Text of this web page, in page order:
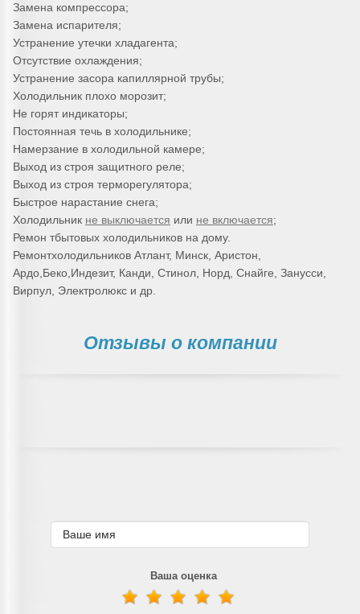
Замена компрессора;
Замена испарителя;
Устранение утечки хладагента;
Отсутствие охлаждения;
Устранение засора капиллярной трубы;
Холодильник плохо морозит;
Не горят индикаторы;
Постоянная течь в холодильнике;
Намерзание в холодильной камере;
Выход из строя защитного реле;
Выход из строя терморегулятора;
Быстрое нарастание снега;
Холодильник не выключается или не включается;
Ремон тбытовых холодильников на дому.
Ремонтхолодильников Атлант, Минск, Аристон,
Ардо,Беко,Индезит, Канди, Стинол, Норд, Снайге, Занусси,
Вирпул, Электролюкс и др.
Отзывы о компании
Ваша оценка